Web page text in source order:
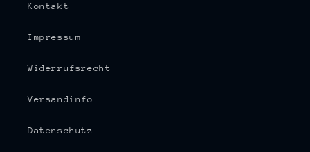
Kontakt
Impressum
Widerrufsrecht
Versandinfo
Datenschutz